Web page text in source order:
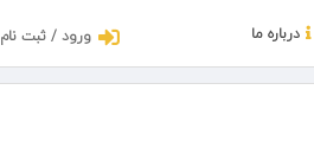
ورود / ثبت نام درباره ما